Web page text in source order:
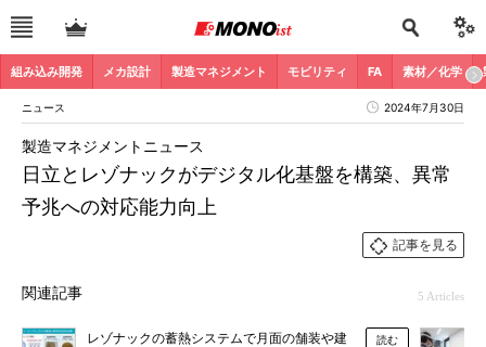
組み込み開発 メカ設計 製造マネジメント モビリティ FA 素材／化学
ニュース 2024年7月30日
日立とレゾナックがデジタル化基盤を構築、異常
予兆への対応能力向上
製造マネジメントニュース
記事を見る
関連記事 5 Articles
レゾナックの蓄熱システムで月面の舗装や建
読む